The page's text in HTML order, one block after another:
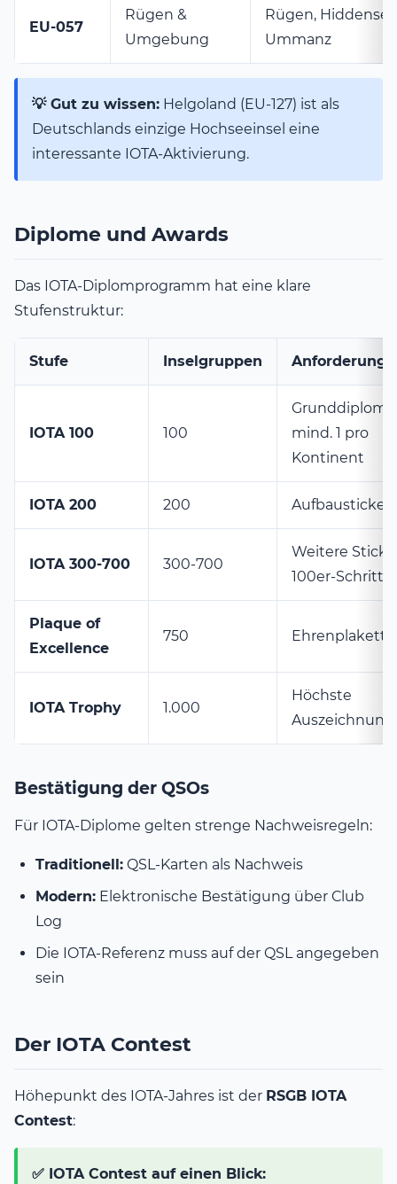
EU-057
Rügen &
Umgebung
Rügen,
Ummanz
💡 Gut zu wissen: Helgoland (EU-127) ist als
Deutschlands einzige Hochseeinsel eine
interessante IOTA-Aktivierung.
Diplome und Awards
Das IOTA-Diplomprogramm hat eine klare
Stufenstruktur:
Stufe Inselgruppen Anforderung
IOTA 100 100
Grunddiplom
mind. 1 pro
Kontinent
IOTA 200 200 Aufbausticker
IOTA 300-700 300-700
Weitere
100er-
Plaque of
Excellence
750 Ehrenplakette
IOTA Trophy 1.000
Höchste
Auszeichnung
Bestätigung der QSOs
Für IOTA-Diplome gelten strenge Nachweisregeln:
Traditionell: QSL-Karten als Nachweis
Modern: Elektronische Bestätigung über Club
Log
Die IOTA-Referenz muss auf der QSL angegeben
sein
Der IOTA Contest
Höhepunkt des IOTA-Jahres ist der RSGB IOTA
Contest:
✅ IOTA Contest auf einen Blick: